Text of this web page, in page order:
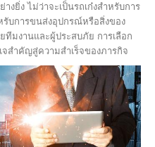
งยิ่ง ไม่ว่าจะเป็นรถเก๋งสำหรับการ
รับการขนส่งอุปกรณ์หรือสิ่งของ
ทีมงานและผู้ประสบภัย การเลือก
สำคัญสู่ความสำเร็จของภารกิจ